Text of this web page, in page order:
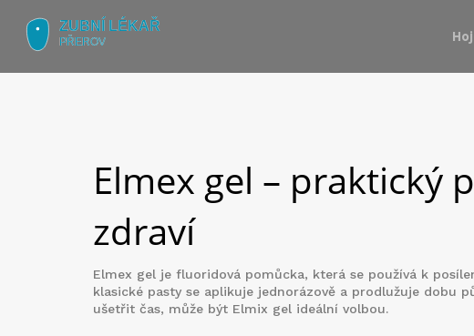
Elmex gel – praktický
zdraví
Elmex gel je fluoridová pomůcka, která se používá k
klasické pasty se aplikuje jednorázově a prodlužuje dobu
ušetřit čas, může být Elmix gel ideální volbou.